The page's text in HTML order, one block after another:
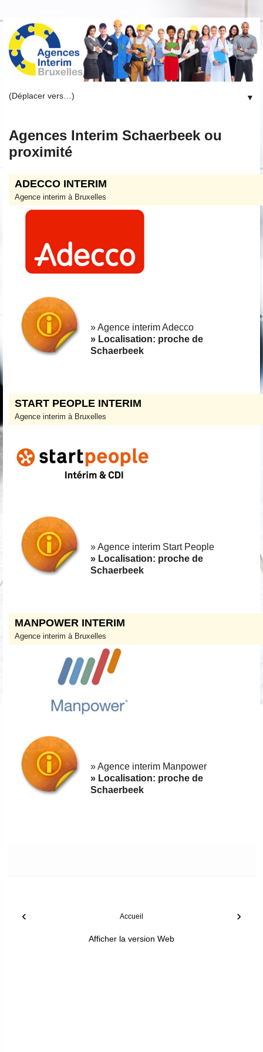
▼
Agences Interim Schaerbeek ou
proximité
ADECCO INTERIM
Agence interim à Bruxelles
» Agence interim Adecco
» Localisation: proche de
Schaerbeek
START PEOPLE INTERIM
Agence interim à Bruxelles
» Agence interim Start People
» Localisation: proche de
Schaerbeek
MANPOWER INTERIM
Agence interim à Bruxelles
» Agence interim Manpower
» Localisation: proche de
Schaerbeek
‹ ›
Accueil
Afficher la version Web